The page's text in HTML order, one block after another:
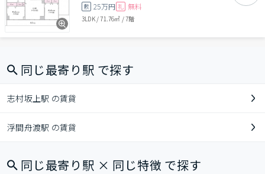
敷 25万円 礼 無料
3LDK/71.76㎡ /7階
同じ最寄り駅 で探す
志村坂上駅 の賃貸
浮間舟渡駅 の賃貸
同じ最寄り駅 × 同じ特徴 で探す